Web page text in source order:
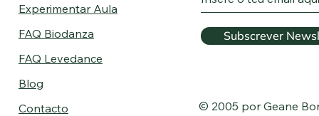
Experimentar Aula
FAQ Biodanza
FAQ Levedance
Blog
Contacto
Subscrever
© 2005 por Geane